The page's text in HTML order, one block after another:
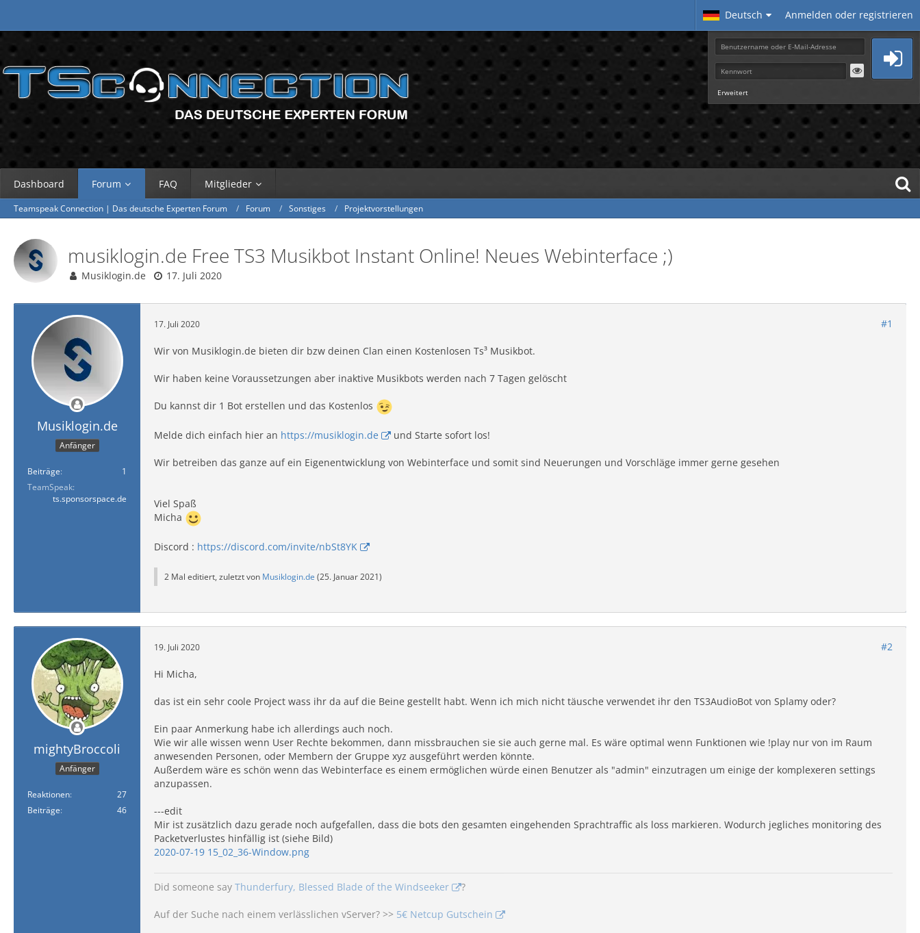
Deutsch Anmelden oder registrieren
Erweitert
Dashboard Forum FAQ Mitglieder
Teamspeak Connection | Das deutsche Experten Forum Forum Sonstiges Projektvorstellungen
musiklogin.de Free TS3 Musikbot Instant Online! Neues Webinterface ;)
Musiklogin.de 17. Juli 2020
Musiklogin.de
Anfänger
Beiträge
1
TeamSpeak
ts.sponsorspace.de
17. Juli 2020 #1
Wir von Musiklogin.de bieten dir bzw deinen Clan einen Kostenlosen Ts³ Musikbot.
Wir haben keine Voraussetzungen aber inaktive Musikbots werden nach 7 Tagen gelöscht
Du kannst dir 1 Bot erstellen und das Kostenlos
Melde dich einfach hier an https://musiklogin.de und Starte sofort los!
Wir betreiben das ganze auf ein Eigenentwicklung von Webinterface und somit sind Neuerungen und Vorschläge immer gerne gesehen
Viel Spaß
Micha
Discord : https://discord.com/invite/nbSt8YK
2 Mal editiert, zuletzt von Musiklogin.de (25. Januar 2021)
mightyBroccoli
Anfänger
Reaktionen
27
Beiträge
46
19. Juli 2020 #2
Hi Micha,
das ist ein sehr coole Project wass ihr da auf die Beine gestellt habt. Wenn ich mich nicht täusche verwendet ihr den TS3AudioBot von Splamy oder?
Ein paar Anmerkung habe ich allerdings auch noch.
Wie wir alle wissen wenn User Rechte bekommen, dann missbrauchen sie sie auch gerne mal. Es wäre optimal wenn Funktionen wie !play nur von im Raum
anwesenden Personen, oder Membern der Gruppe xyz ausgeführt werden könnte.
Außerdem wäre es schön wenn das Webinterface es einem ermöglichen würde einen Benutzer als "admin" einzutragen um einige der komplexeren settings
anzupassen.
---edit
Mir ist zusätzlich dazu gerade noch aufgefallen, dass die bots den gesamten eingehenden Sprachtraffic als loss markieren. Wodurch jegliches monitoring des
Packetverlustes hinfällig ist (siehe Bild)
2020-07-19 15_02_36-Window.png
Did someone say Thunderfury, Blessed Blade of the Windseeker ?
Auf der Suche nach einem verlässlichen vServer? >> 5€ Netcup Gutschein